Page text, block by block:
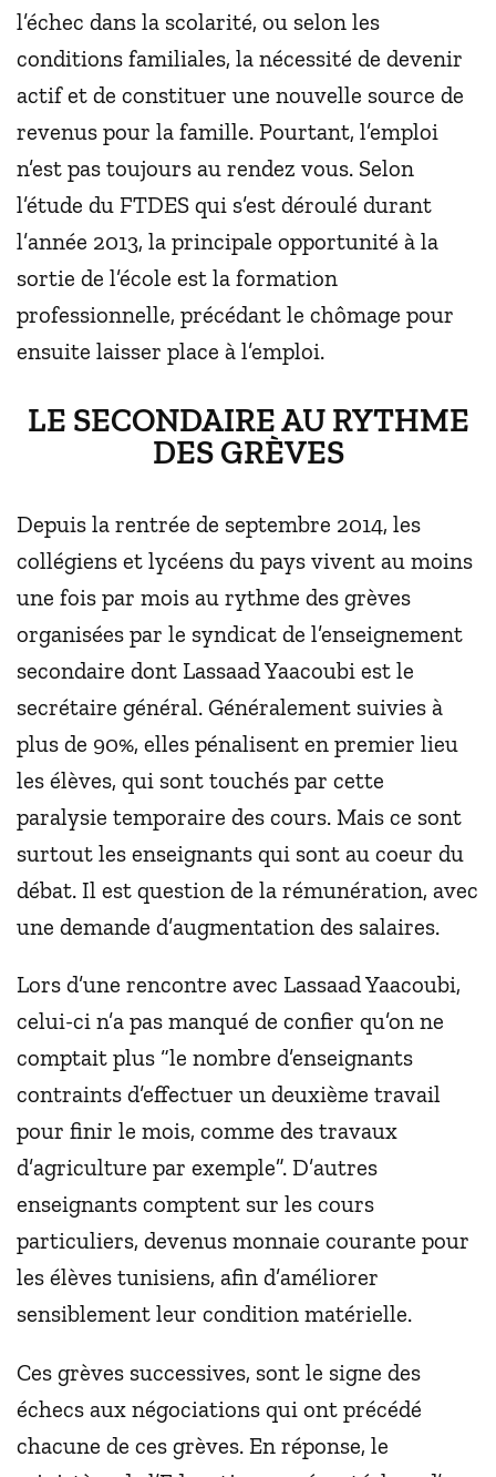
l’échec dans la scolarité, ou selon les
conditions familiales, la nécessité de devenir
actif et de constituer une nouvelle source de
revenus pour la famille. Pourtant, l’emploi
n’est pas toujours au rendez vous. Selon
l’étude du FTDES qui s’est déroulé durant
l’année 2013, la principale opportunité à la
sortie de l’école est la formation
professionnelle, précédant le chômage pour
ensuite laisser place à l’emploi.
LE SECONDAIRE AU RYTHME
DES GRÈVES
Depuis la rentrée de septembre 2014, les
collégiens et lycéens du pays vivent au moins
une fois par mois au rythme des grèves
organisées par le syndicat de l’enseignement
secondaire dont Lassaad Yaacoubi est le
secrétaire général. Généralement suivies à
plus de 90%, elles pénalisent en premier lieu
les élèves, qui sont touchés par cette
paralysie temporaire des cours. Mais ce sont
surtout les enseignants qui sont au coeur du
débat. Il est question de la rémunération, avec
une demande d’augmentation des salaires.
Lors d’une rencontre avec Lassaad Yaacoubi,
celui-ci n’a pas manqué de confier qu’on ne
comptait plus “le nombre d’enseignants
contraints d’effectuer un deuxième travail
pour finir le mois, comme des travaux
d’agriculture par exemple”. D’autres
enseignants comptent sur les cours
particuliers, devenus monnaie courante pour
les élèves tunisiens, afin d’améliorer
sensiblement leur condition matérielle.
Ces grèves successives, sont le signe des
échecs aux négociations qui ont précédé
chacune de ces grèves. En réponse, le